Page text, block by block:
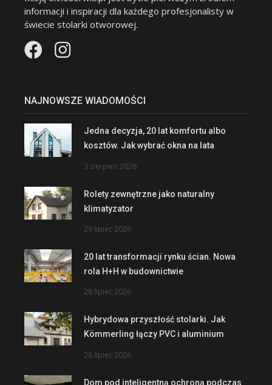
informacji i inspiracji dla każdego profesjonalisty w
świecie stolarki otworowej.
NAJNOWSZE WIADOMOŚCI
Jedna decyzja, 20 lat komfortu albo
kosztów. Jak wybrać okna na lata
3 sierpień 2026
Rolety zewnętrzne jako naturalny
klimatyzator
29 lipiec 2026
20 lat transformacji rynku ścian. Nowa
rola H+H w budownictwie
28 lipiec 2026
Hybrydowa przyszłość stolarki. Jak
Kömmerling łączy PVC i aluminium
28 lipiec 2026
Dom pod inteligentną ochroną podczas